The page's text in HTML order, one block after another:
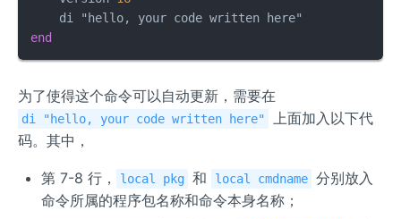
end
为了使得这个命令可以自动更新，需要在
di "hello, your code written here"
上面加入以下代
码。其中，
第 7-8 行， local pkg 和 local cmdname 分别放入
命令所属的程序包名称和命令本身名称；